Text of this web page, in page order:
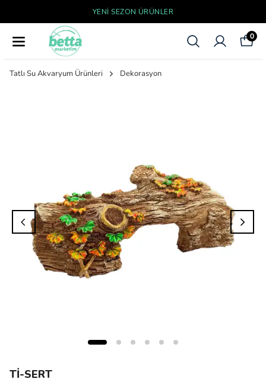
YENI SEZON ÜRÜNLER
0
Tatlı Su Akvaryum Ürünleri Dekorasyon
Tİ-SERT